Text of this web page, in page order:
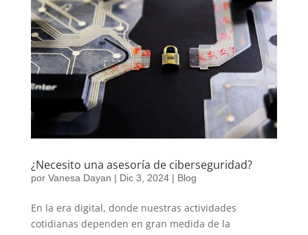
¿Necesito una asesoría de ciberseguridad?
por Vanesa Dayan | Dic 3, 2024| Blog
En la era digital, donde nuestras actividades
cotidianas dependen en gran medida de la